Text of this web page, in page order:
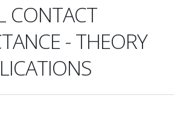
CONTACT
- THEORY